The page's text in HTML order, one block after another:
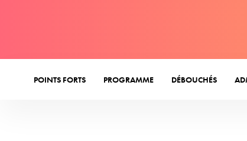
POINTS FORTS PROGRAMME DÉBOUCHÉS